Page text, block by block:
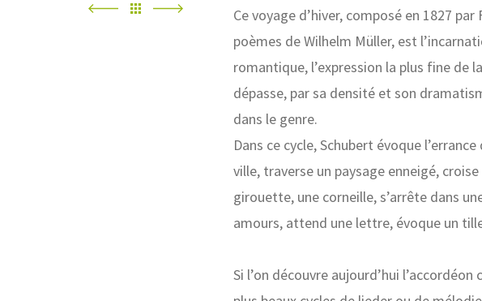
Ce voyage d’hiver, composé en 1827 par
poèmes de Wilhelm Müller, est
romantique, l’expression la plus fine de
dépasse, par sa densité et son
dans le genre.
Dans ce cycle, Schubert évoque
ville, traverse un paysage enneigé,
girouette, une corneille, s’arrête dans
amours, attend une lettre, évoque un
Si l’on découvre aujourd’hui